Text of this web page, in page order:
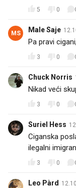
5 0
MS Male Saje
Pa pravi
3 0
Chuck Norris
Nikad veći
3 0
Suriel Hess
Ciganska
ilegalni
3 0
Leo Pàrd